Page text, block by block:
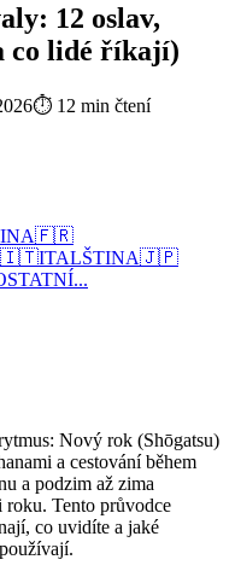
12 oslav,
co lidé říkají)
⏱ 12 min čtení
🇫🇷
🇮🇹ITALŠTINA🇯🇵
Nový rok (Shōgatsu)
a cestování během
a podzim až zima
Tento průvodce
co uvidíte a jaké